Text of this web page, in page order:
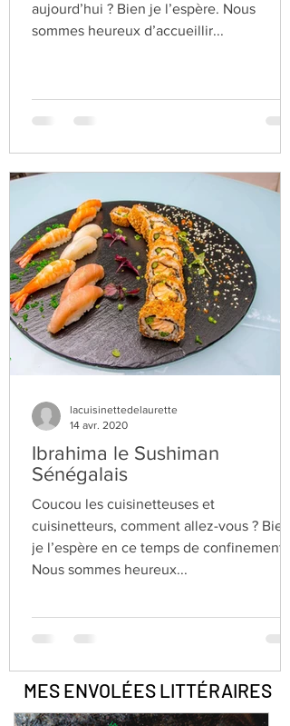
aujourd’hui ? Bien je l’espère. Nous
sommes heureux d’accueillir...
Ibrahima le Sushiman
Sénégalais
Coucou les cuisinetteuses et
cuisinetteurs, comment allez-vous ? Bien
je l’espère en ce temps de confinement.
Nous sommes heureux...
lacuisinettedelaurette
14 avr. 2020
MES ENVOLÉES LITTÉRAIRES